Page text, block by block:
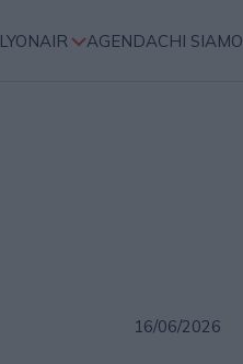
AGENDACHI SIAMO
16/06/2026